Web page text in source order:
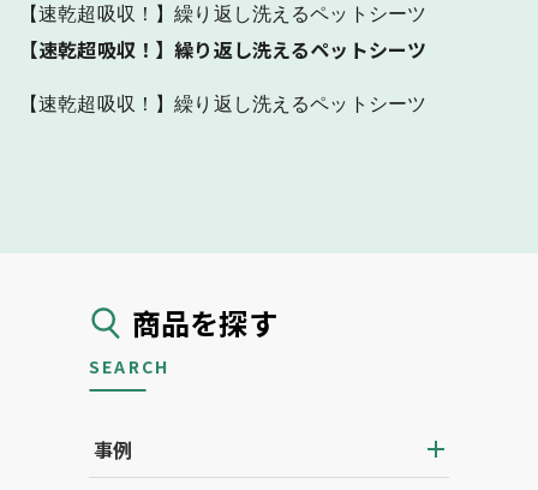
商品を探す
SEARCH
事例
【速乾超吸収！】繰り返し洗えるペットシーツ
【速乾超吸収！】繰り返し洗えるペットシーツ
【速乾超吸収！】繰り返し洗えるペットシーツ